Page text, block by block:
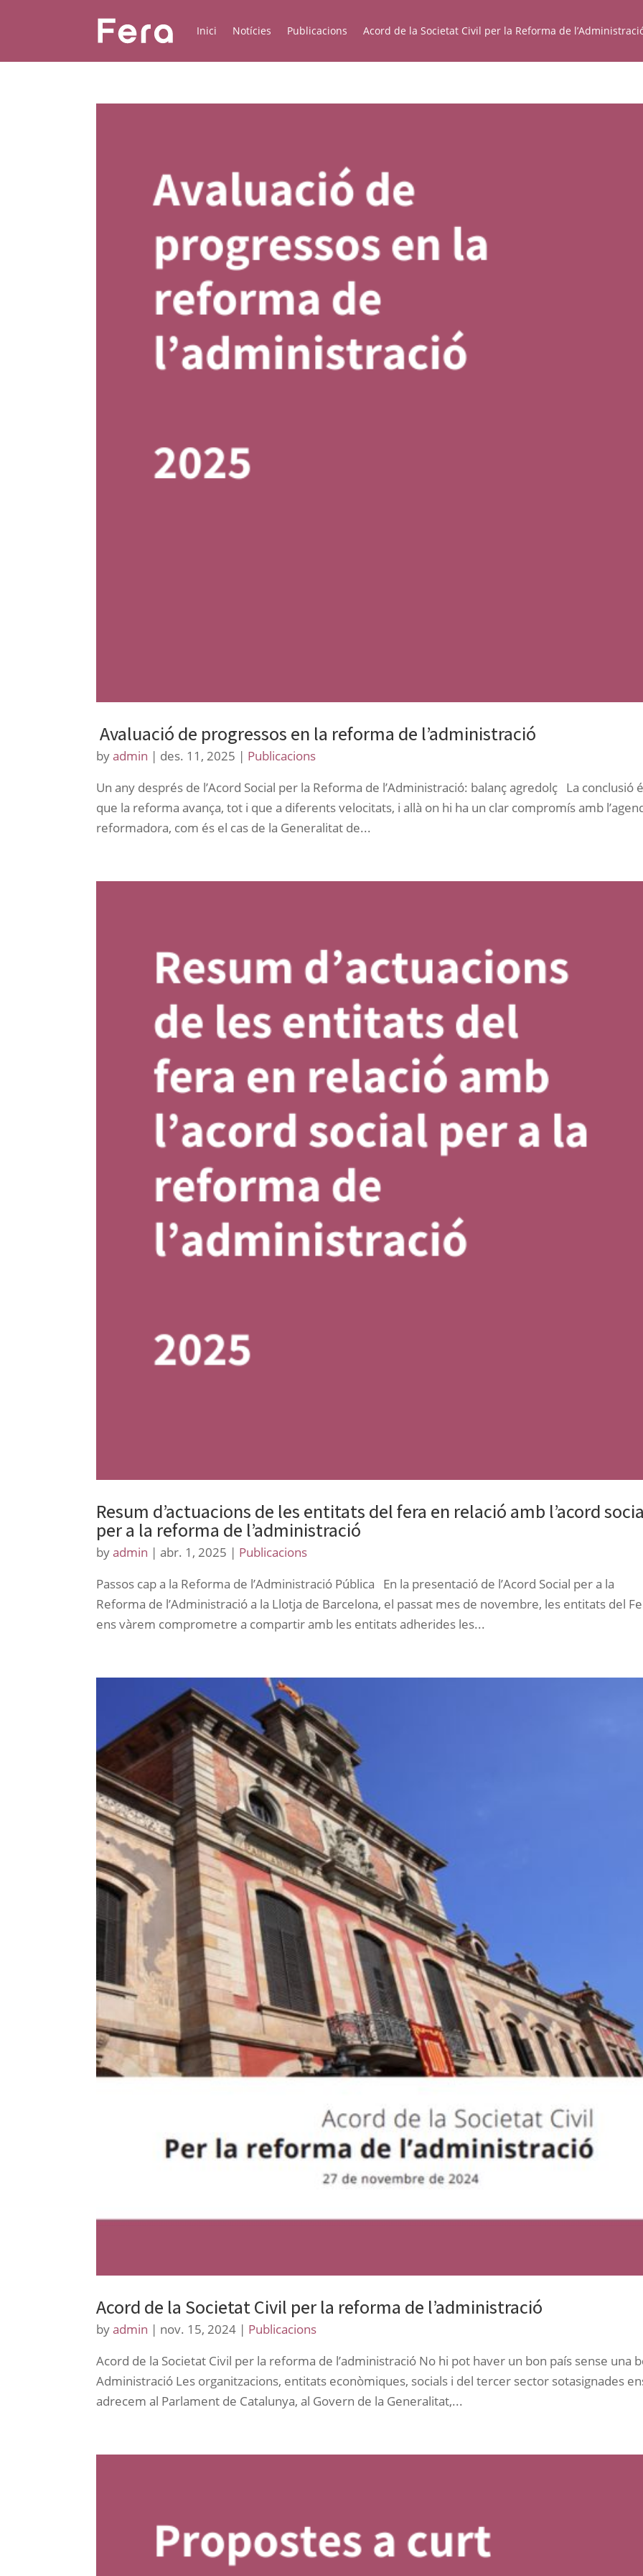
Inici Notícies Publicacions Acord de la Societat Civil per la Reforma de
Avaluació de progressos en la reforma de l’administració
byadmin | des. 11, 2025 | Publicacions
Un any després de l’Acord Social per la Reforma de l’Administració: balanç agredolç La conclusió
que la reforma avança, tot i que a diferents velocitats, i allà on hi ha un clar compromís amb
reformadora, com és el cas de la Generalitat de...
Resum d’actuacions de les entitats del fera en relació amb l’acord
per a la reforma de l’administració
byadmin |abr. 1, 2025 | Publicacions
Passos cap a la Reforma de l’Administració Pública En la presentació de l’Acord Social per a la
Reforma de l’Administració a la Llotja de Barcelona, el passat mes de novembre, les entitats del
ens vàrem comprometre a compartir amb les entitats adherides les...
Acord de la Societat Civil per la reforma de l’administració
byadmin | nov. 15, 2024 | Publicacions
Acord de la Societat Civil per la reforma de l’administració No hi pot haver un bon país sense una
Administració Les organitzacions, entitats econòmiques, socials i del tercer sector sotasignades
adrecem al Parlament de Catalunya, al Govern de la Generalitat,...